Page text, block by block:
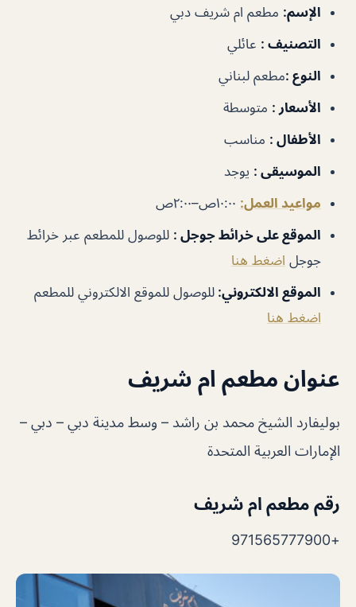
الإسم: مطعم ام شريف دبي
التصنيف : عائلي
النوع :مطعم لبناني
الأسعار : متوسطة
الأطفال : مناسب
الموسيقى : يوجد
مواعيد العمل:
الموقع على خرائط جوجل : للوصول للمطعم عبر خرائط
جوجل اضغط هنا
الموقع الالكتروني: للوصول للموقع الالكتروني للمطعم
اضغط هنا
عنوان مطعم ام شريف
بوليفارد الشيخ محمد بن راشد – وسط مدينة دبي – دبي –
الإمارات العربية المتحدة
رقم مطعم ام شريف
+971565777900